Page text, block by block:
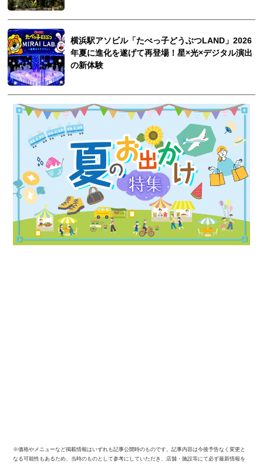
横浜駅アソビル「たべっ子どうぶつLAND」2026
年夏に進化を遂げて再登場！星×光×デジタル演出
の新体験
※価格やメニューなど掲載情報はいずれも記事公開時のものです。記事内容は今後予告なく変更と
なる可能性もあるため、当時のものとして参考にしていただき、店舗・施設等にて必ず最新情報を